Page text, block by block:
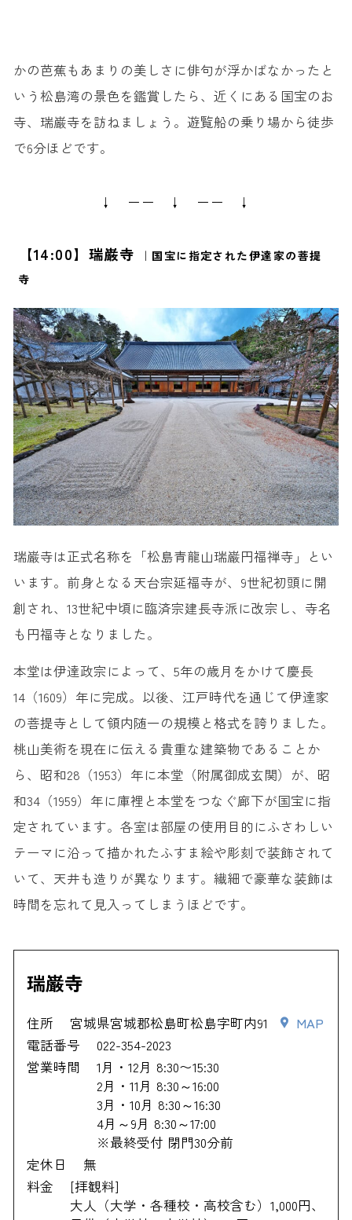
かの芭蕉もあまりの美しさに俳句が浮かばなかったと
いう松島湾の景色を鑑賞したら、近くにある国宝のお
寺、瑞巌寺を訪ねましょう。遊覧船の乗り場から徒歩
で6分ほどです。
↓ ーー ↓ ーー ↓
【14:00】瑞巌寺
｜国宝に指定された伊達家の菩提
寺
瑞巌寺は正式名称を「松島青龍山瑞巌円福禅寺」とい
います。前身となる天台宗延福寺が、9世紀初頭に開
創され、13世紀中頃に臨済宗建長寺派に改宗し、寺名
も円福寺となりました。
本堂は伊達政宗によって、5年の歳月をかけて慶長
14（1609）年に完成。以後、江戸時代を通じて伊達家
の菩提寺として領内随一の規模と格式を誇りました。
桃山美術を現在に伝える貴重な建築物であることか
ら、昭和28（1953）年に本堂（附属御成玄関）が、昭
和34（1959）年に庫裡と本堂をつなぐ廊下が国宝に指
定されています。各室は部屋の使用目的にふさわしい
テーマに沿って描かれたふすま絵や彫刻で装飾されて
いて、天井も造りが異なります。繊細で豪華な装飾は
時間を忘れて見入ってしまうほどです。
瑞巌寺
住所 宮城県宮城郡松島町松島字町内91
MAP
電話番号
022-354-2023
営業時間
1月・12月 8:30〜15:30
2月・11月 8:30～16:00
3月・10月 8:30～16:30
4月～9月 8:30～17:00
※最終受付 閉門30分前
定休日
無
料金
[拝観料]
大人（大学・各種校・高校含む）1,000円、